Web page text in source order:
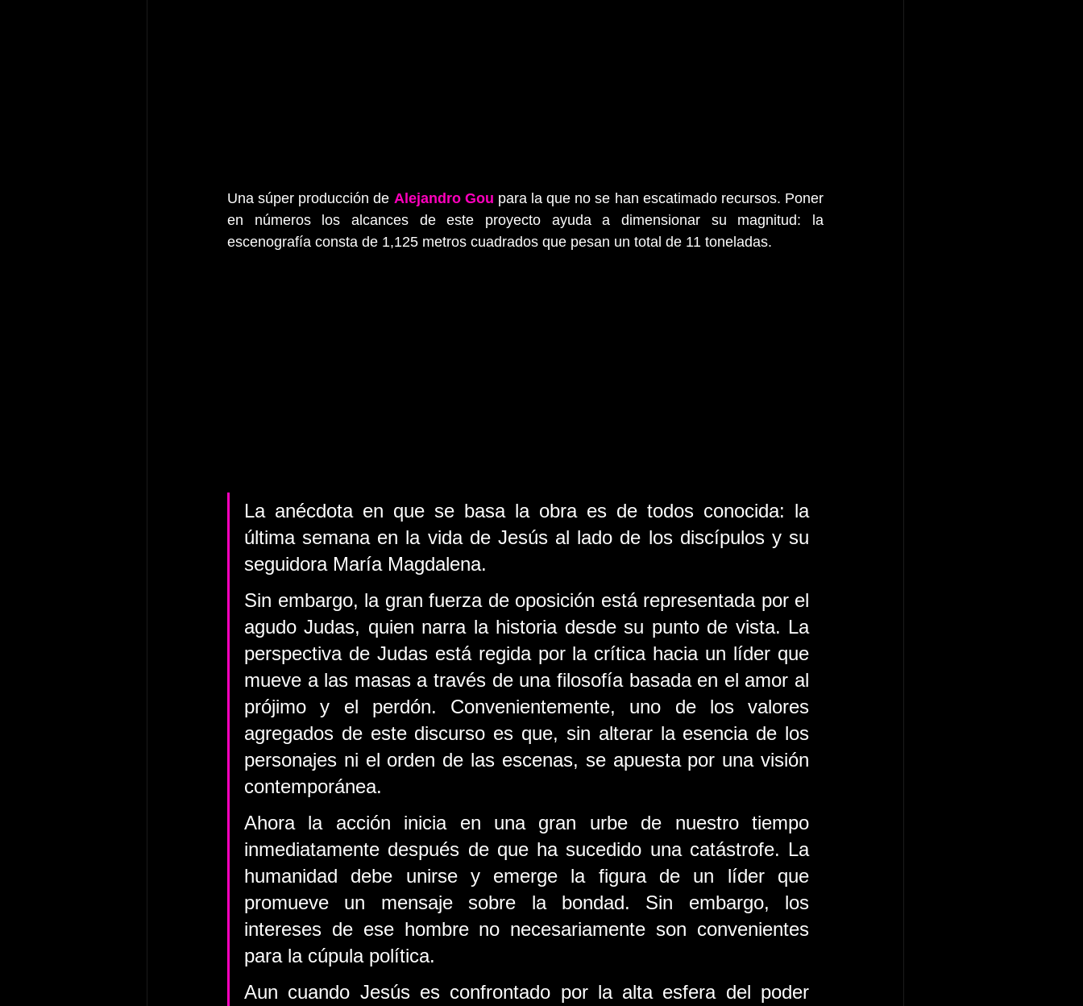
Una súper producción de Alejandro Gou para la que no se han escatimado recursos. Poner
en números los alcances de este proyecto ayuda a dimensionar su magnitud: la
escenografía consta de 1,125 metros cuadrados que pesan un total de 11 toneladas.
La anécdota en que se basa la obra es de todos conocida: la
última semana en la vida de Jesús al lado de los discípulos y su
seguidora María Magdalena.
Sin embargo, la gran fuerza de oposición está representada por el
agudo Judas, quien narra la historia desde su punto de vista. La
perspectiva de Judas está regida por la crítica hacia un líder que
mueve a las masas a través de una filosofía basada en el amor al
prójimo y el perdón. Convenientemente, uno de los valores
agregados de este discurso es que, sin alterar la esencia de los
personajes ni el orden de las escenas, se apuesta por una visión
contemporánea.
Ahora la acción inicia en una gran urbe de nuestro tiempo
inmediatamente después de que ha sucedido una catástrofe. La
humanidad debe unirse y emerge la figura de un líder que
promueve un mensaje sobre la bondad. Sin embargo, los
intereses de ese hombre no necesariamente son convenientes
para la cúpula política.
Aun cuando Jesús es confrontado por la alta esfera del poder